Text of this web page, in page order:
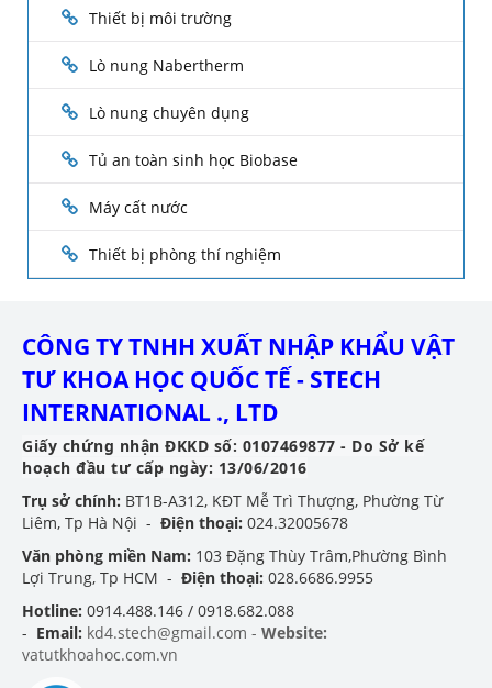
Thiết bị môi trường
Lò nung Nabertherm
Lò nung chuyên dụng
Tủ an toàn sinh học Biobase
Máy cất nước
Thiết bị phòng thí nghiệm
CÔNG TY TNHH XUẤT NHẬP KHẨU VẬT
TƯ KHOA HỌC QUỐC TẾ - STECH
INTERNATIONAL ., LTD
Giấy chứng nhận ĐKKD số: 0107469877 - Do Sở kế
hoạch đầu tư cấp ngày: 13/06/2016
Trụ sở chính: BT1B-A312, KĐT Mễ Trì Thượng, Phường Từ
Liêm, Tp Hà Nội - Điện thoại: 024.32005678
Văn phòng miền Nam: 103 Đặng Thùy Trâm,Phường Bình
Lợi Trung, Tp HCM - Điện thoại: 028.6686.9955
Hotline: 0914.488.146 / 0918.682.088
- Email: kd4.stech@gmail.com - Website:
vatutkhoahoc.com.vn